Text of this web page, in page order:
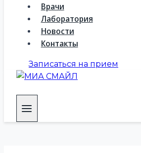
Врачи
Лаборатория
Новости
Контакты
Записаться на прием